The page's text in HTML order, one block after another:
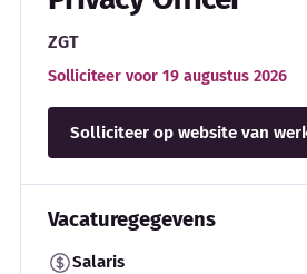
ZGT
Solliciteer voor 19 augustus 2026
Solliciteer op website van
Vacaturegegevens
Salaris